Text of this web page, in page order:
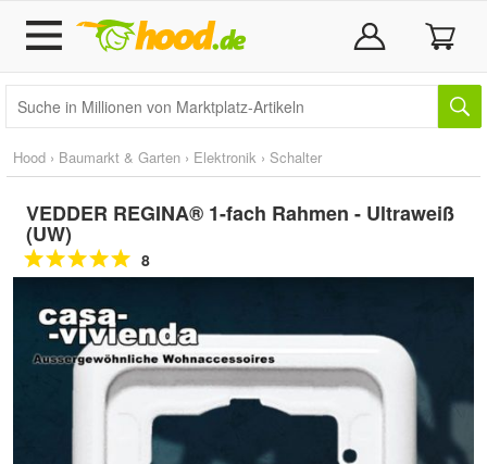
Hood › Baumarkt & Garten › Elektronik › Schalter
VEDDER REGINA® 1-fach Rahmen - Ultraweiß
(UW)
8